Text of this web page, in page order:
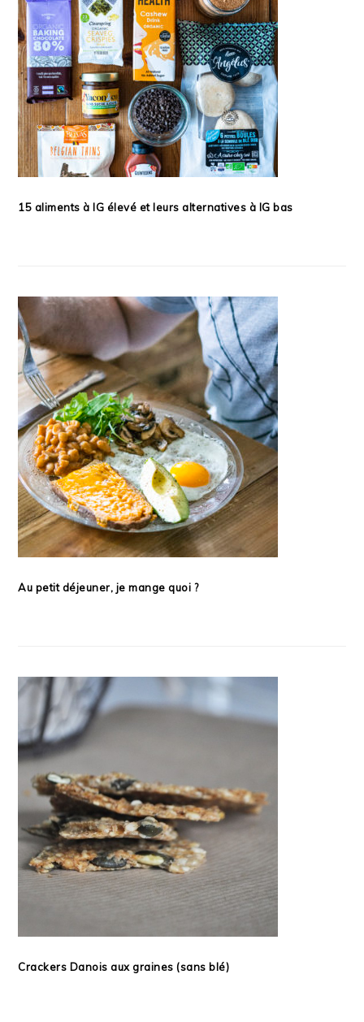
15 aliments à IG élevé et leurs alternatives à IG bas
Au petit déjeuner, je mange quoi ?
Crackers Danois aux graines (sans blé)